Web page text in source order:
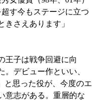
す今もステージに立つ
さえあります」
王子は戦争回避に向
デビュー作といい、
と思った役が、今度のエ
意志がある。重層的な